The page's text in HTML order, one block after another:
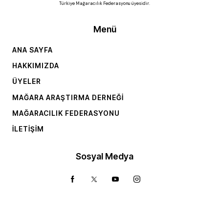
Türkiye Mağaracılık Federasyonu üyesidir.
Menü
ANA SAYFA
HAKKIMIZDA
ÜYELER
MAĞARA ARAŞTIRMA DERNEĞI
MAĞARACILIK FEDERASYONU
İLETIŞIM
Sosyal Medya